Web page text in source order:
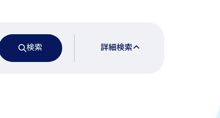
検索 詳細検索